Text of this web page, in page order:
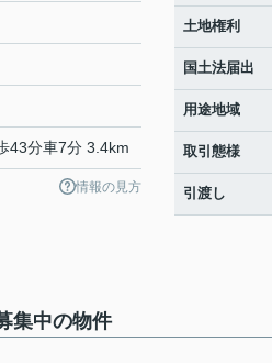
43分車7分 3.4km
情報の見方
土地権利
国土法届出
用途地域
取引態様
引渡し
中の物件